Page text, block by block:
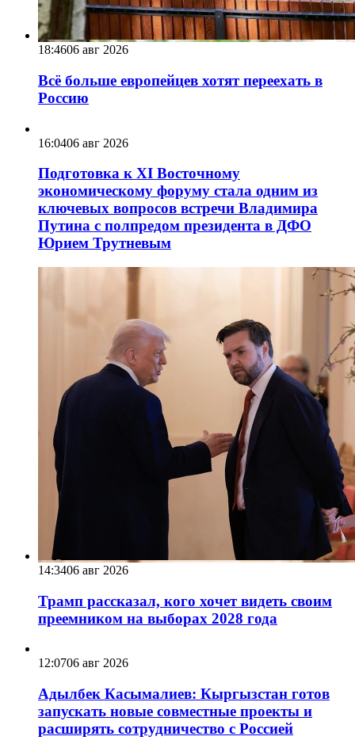
18:4606 авг 2026
Всё больше европейцев хотят переехать в
Россию
16:0406 авг 2026
Подготовка к XI Восточному
экономическому форуму стала одним из
ключевых вопросов встречи Владимира
Путина с полпредом президента в ДФО
Юрием Трутневым
14:3406 авг 2026
Трамп рассказал, кого хочет видеть своим
преемником на выборах 2028 года
12:0706 авг 2026
Адылбек Касымалиев: Кыргызстан готов
запускать новые совместные проекты и
расширять сотрудничество с Россией